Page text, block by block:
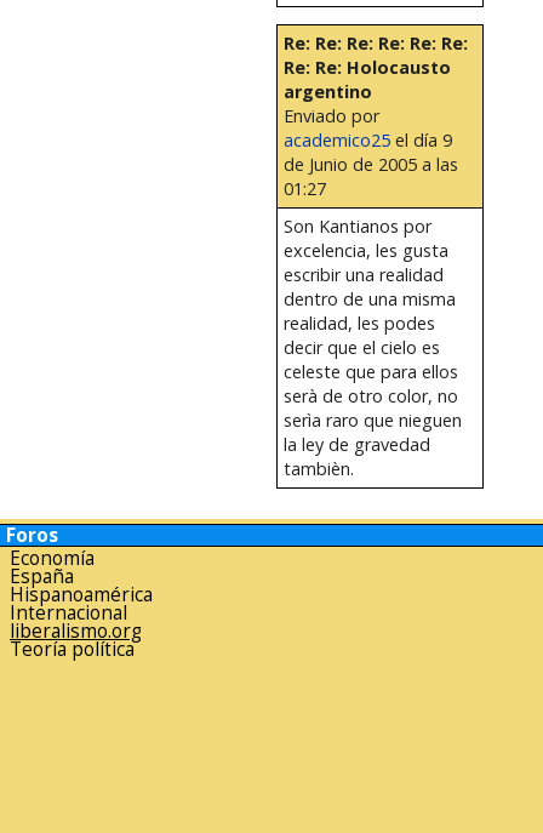
Re: Re: Re: Re: Re: Re:
Re: Re: Holocausto
argentino
Enviado por
academico25el día 9
de Junio de 2005 a las
01:27
Son Kantianos por
excelencia, les gusta
escribir una realidad
dentro de una misma
realidad, les podes
decir que el cielo es
celeste que para ellos
serà de otro color, no
serìa raro que nieguen
la ley de gravedad
tambièn.
Foros
Economía
España
Hispanoamérica
Internacional
liberalismo.org
Teoría política